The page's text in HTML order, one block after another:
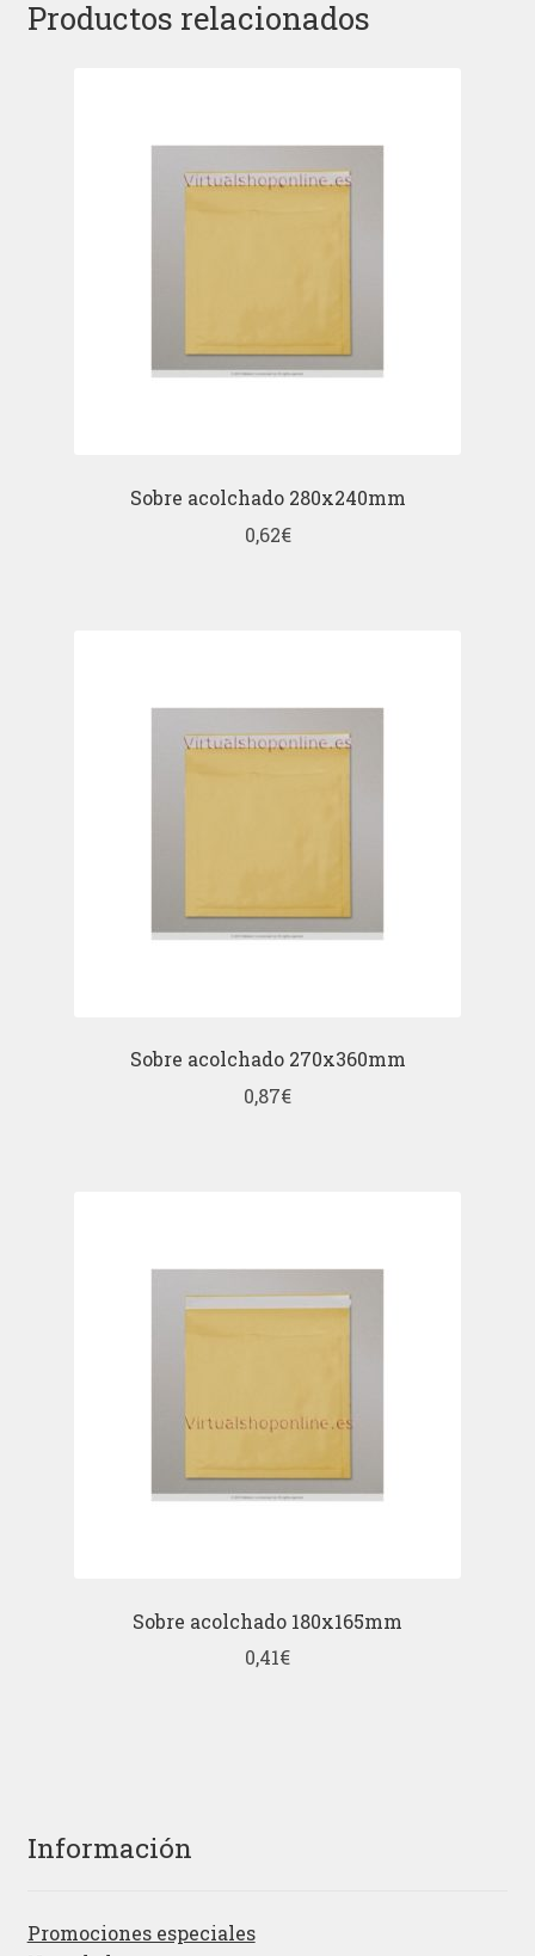
Productos relacionados
Sobre acolchado 280x240mm
0,62€
Sobre acolchado 270x360mm
0,87€
Sobre acolchado 180x165mm
0,41€
Información
Promociones especiales